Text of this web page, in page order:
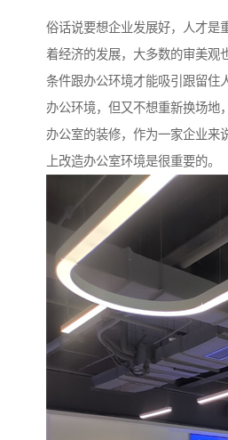
俗话说要想企业发展好，人才是
着经济的发展，大多数的审美观
条件跟办公环境才能吸引跟留住
办公环境，但又不想重新换场地
办公室的装修，作为一家企业来
上改造办公室环境是很重要的。